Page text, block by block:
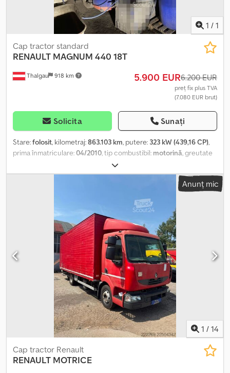
1 / 1
Thalgau 918 km
Cap tractor standard
RENAULT MAGNUM 440 18T
5.900 EUR6.200 EUR
preț fix plus TVA
(7.080 EUR brut)
Solicita Sunați
Stare:folosit, kilometraj:863.103 km, putere: 323 kW (439,16 CP),
prima înmatriculare:04/2010, tip combustibil: motorină, greutate
, configurație ax:2 axe
albastru, tip de angrenaj:automat, clasă de emisii:Euro 5, An de
ABS, aer condiționat, încălzitor staționar,
Anunț mic
1 / 14
Cap tractor Renault
RENAULT MOTRICE